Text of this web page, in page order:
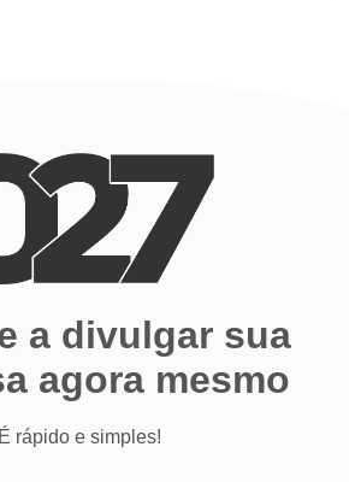
a divulgar sua
agora mesmo
É rápido e simples!